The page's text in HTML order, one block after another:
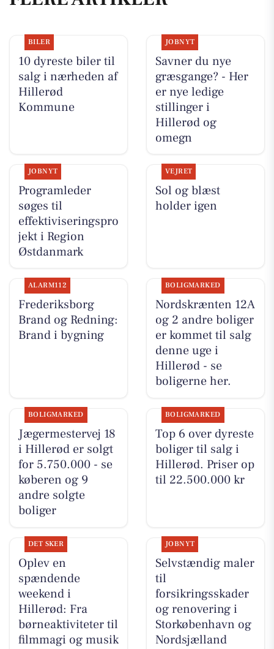
BILER
10 dyreste biler til
salg i nærheden af
Hillerød
Kommune
JOBNYT
Savner du nye
græsgange? - Her
er nye ledige
stillinger i
Hillerød og
omegn
JOBNYT
Programleder
søges til
effektiviseringspro
jekt i Region
Østdanmark
VEJRET
Sol og blæst
holder igen
ALARM112
Frederiksborg
Brand og Redning:
Brand i bygning
BOLIGMARKED
Nordskrænten 12A
og 2 andre boliger
er kommet til salg
denne uge i
Hillerød - se
boligerne her.
BOLIGMARKED
Jægermestervej 18
i Hillerød er solgt
for 5.750.000 - se
køberen og 9
andre solgte
boliger
BOLIGMARKED
Top 6 over dyreste
boliger til salg i
Hillerød. Priser op
til 22.500.000 kr
DET SKER
Oplev en
spændende
weekend i
Hillerød: Fra
børneaktiviteter til
filmmagi og musik
JOBNYT
Selvstændig maler
til
forsikringsskader
og renovering i
Storkøbenhavn og
Nordsjælland